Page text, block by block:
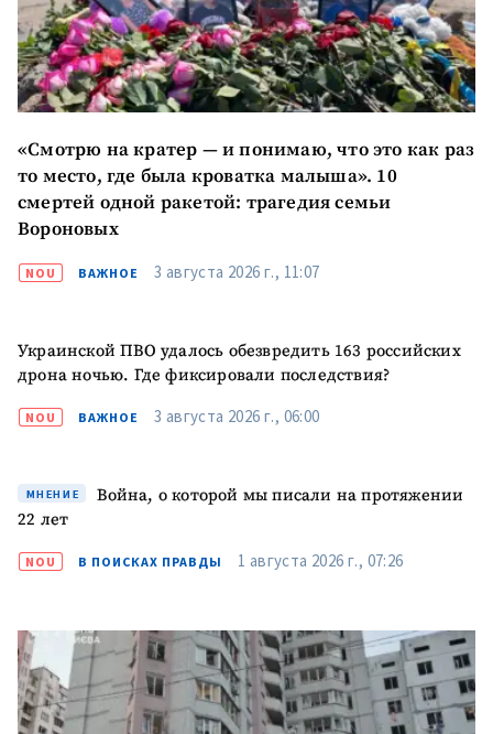
«Смотрю на кратер — и понимаю, что это как раз
то место, где была кроватка малыша». 10
смертей одной ракетой: трагедия семьи
Вороновых
NOU ВАЖНОЕ 3 августа 2026 г., 11:07
Украинской ПВО удалось обезвредить 163 российских
дрона ночью. Где фиксировали последствия?
NOU ВАЖНОЕ 3 августа 2026 г., 06:00
МНЕНИЕ
Война, о которой мы писали на протяжении
22 лет
NOU В ПОИСКАХ ПРАВДЫ 1 августа 2026 г., 07:26